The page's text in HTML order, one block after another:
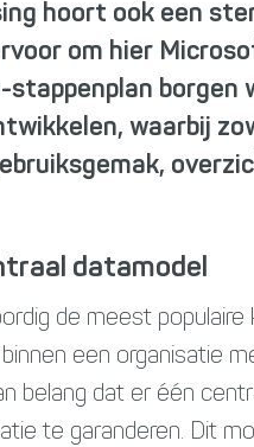
hoort ook een
om hier
borgen
waarbij
datamodel
de meest populaire
een organisatie
belang dat er één
te garanderen. Dit